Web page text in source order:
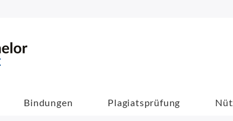
Bindungen Plagiatsprüfung